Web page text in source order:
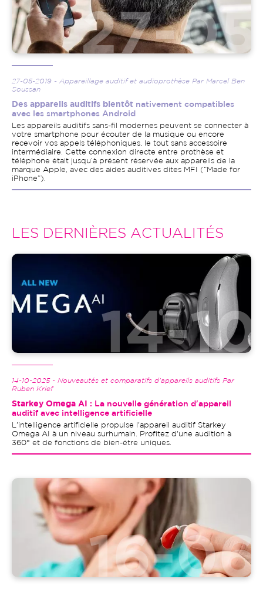
27-05-2019 - Appareillage auditif et audioprothèse Par Marcel Ben
Soussan
Des appareils auditifs bientôt nativement compatibles
avec les smartphones Android
Les appareils auditifs sans-fil modernes peuvent se connecter à
votre smartphone pour écouter de la musique ou encore
recevoir vos appels téléphoniques, le tout sans accessoire
intermédiaire. Cette connexion directe entre prothèse et
téléphone était jusqu’à présent réservée aux appareils de la
marque Apple, avec des aides auditives dites MFI (“Made for
iPhone”).
LES DERNIÈRES ACTUALITÉS
Image
14-10-2025 - Nouveautés et comparatifs d'appareils auditifs Par
Ruben Krief
Starkey Omega AI
: La nouvelle génération d'appareil
auditif avec intelligence artificielle
L'intelligence artificielle propulse l'appareil auditif Starkey
Omega AI à un niveau surhumain. Profitez d'une audition à
360° et de fonctions de bien-être uniques.
Image